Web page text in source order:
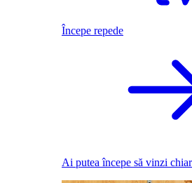
Începe repede
Ai putea începe să vinzi